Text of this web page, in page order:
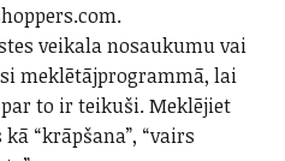
veikala nosaukumu vai
meklētājprogrammā, lai
to ir teikuši. Meklējiet
“krāpšana”, “vairs